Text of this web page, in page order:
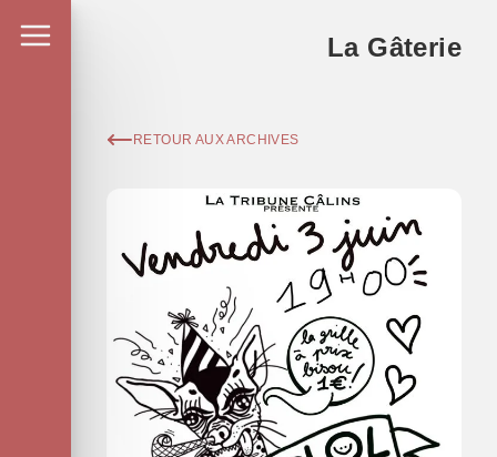
La Gâterie
RETOUR AUX ARCHIVES